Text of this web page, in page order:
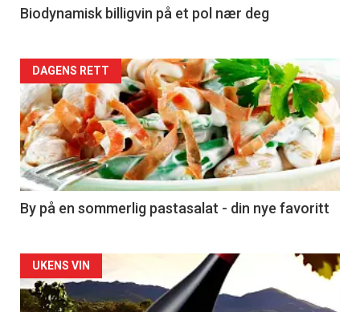
4
Biodynamisk billigvin på et pol nær deg
Forsiden
akkurat
nå
-
5
DAGENS RETT
By på en sommerlig pastasalat - din nye favoritt
Forsiden
akkurat
UKENS VIN